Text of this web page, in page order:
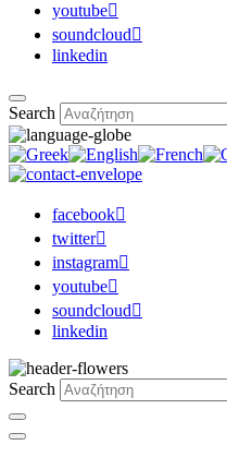
youtube
soundcloud
linkedin
Search
facebook
twitter
instagram
youtube
soundcloud
linkedin
Search